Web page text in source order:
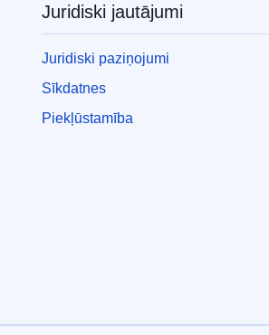
Juridiski jautājumi
Juridiski paziņojumi
Sīkdatnes
Piekļūstamība